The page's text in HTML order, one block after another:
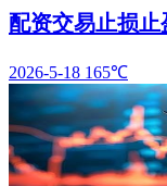
配资交易止损止
2026-5-18 165℃